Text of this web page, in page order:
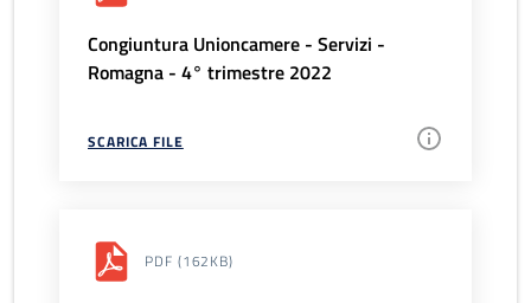
Congiuntura Unioncamere - Servizi -
Romagna - 4° trimestre 2022
SCARICA FILE
PDF (162KB)